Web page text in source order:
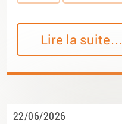
Lire la suite…
22/06/2026